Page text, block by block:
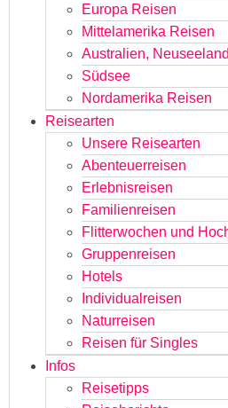
Europa Reisen
Mittelamerika Reisen
Australien, Neuseeland
Südsee
Nordamerika Reisen
Reisearten
Unsere Reisearten
Abenteuerreisen
Erlebnisreisen
Familienreisen
Flitterwochen und
Gruppenreisen
Hotels
Individualreisen
Naturreisen
Reisen für Singles
Infos
Reisetipps